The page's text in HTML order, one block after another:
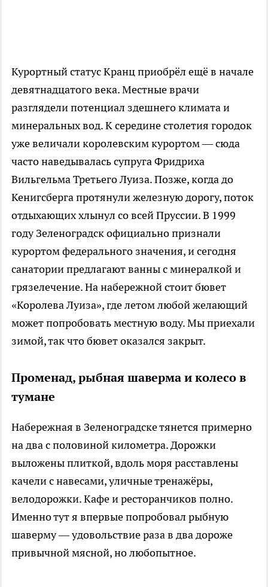
Курортный статус Кранц приобрёл ещё в начале
девятнадцатого века. Местные врачи
разглядели потенциал здешнего климата и
минеральных вод. К середине столетия городок
уже величали королевским курортом — сюда
часто наведывалась супруга Фридриха
Вильгельма Третьего Луиза. Позже, когда до
Кенигсберга протянули железную дорогу, поток
отдыхающих хлынул со всей Пруссии. В 1999
году Зеленоградск официально признали
курортом федерального значения, и сегодня
санатории предлагают ванны с минералкой и
грязелечение. На набережной стоит бювет
«Королева Луиза», где летом любой желающий
может попробовать местную воду. Мы приехали
зимой, так что бювет оказался закрыт.
Променад, рыбная шаверма и колесо в
тумане
Набережная в Зеленоградске тянется примерно
на два с половиной километра. Дорожки
выложены плиткой, вдоль моря расставлены
качели с навесами, уличные тренажёры,
велодорожки. Кафе и ресторанчиков полно.
Именно тут я впервые попробовал рыбную
шаверму — удовольствие раза в два дороже
привычной мясной, но любопытное.